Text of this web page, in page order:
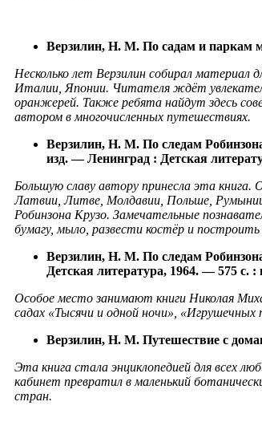
Верзилин, Н. М. По садам и паркам
Несколько лет Верзилин собирал материал
Италии, Японии. Читателя ждёт
оранжерей. Также ребята найдут здесь
автором в многочисленных путешествиях.
Верзилин, Н. М. По следам
изд. —Ленинград : Детская
Большую славу автору принесла эта книга.
Латвии, Литве, Молдавии, Польше,
Робинзона Крузо. Замечательные
бумагу, мыло, развести костёр и
Верзилин, Н. М. По следам
Детская литература, 1964. — 575 с. :
Особое место занимают книги Николая
садах «Тысячи и одной ночи»,
Верзилин, Н. М. Путешествие с
Эта книга стала энциклопедией для всех
кабинет превратил в маленький
стран.